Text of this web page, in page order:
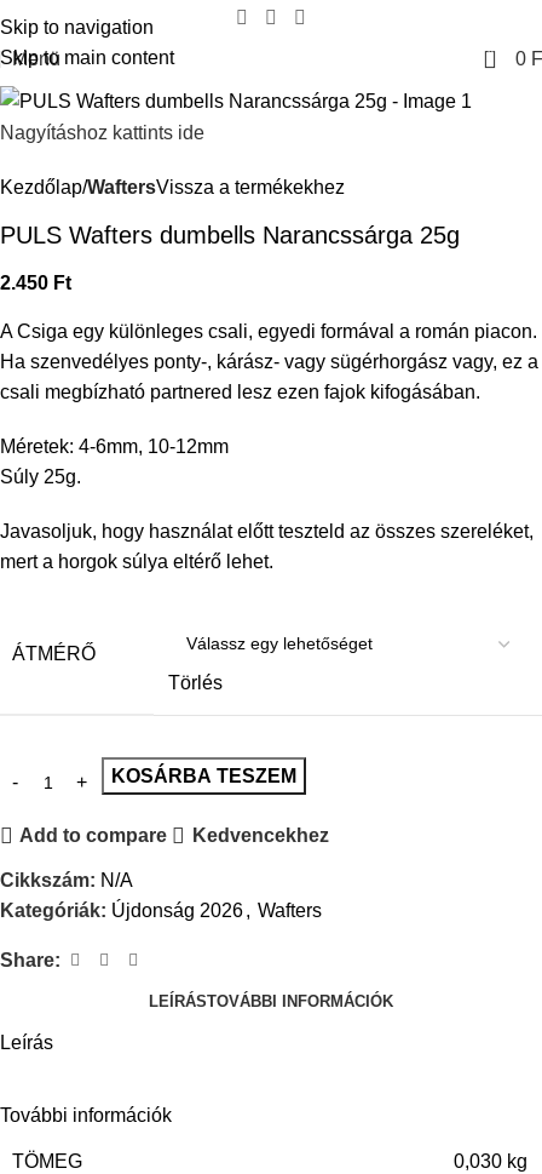
Skip to navigation
Skip to main content
Menü 0 0
Nagyításhoz kattints ide
Kezdőlap WaftersVissza a termékekhez
PULS Wafters dumbells Narancssárga 25g
2.450 Ft
A Csiga egy különleges csali, egyedi formával a román piacon.
Ha szenvedélyes ponty-, kárász- vagy sügérhorgász vagy, ez a
csali megbízható partnered lesz ezen fajok kifogásában.
Méretek: 4-6mm, 10-12mm
Súly 25g.
Javasoljuk, hogy használat előtt teszteld az összes szereléket,
mert a horgok súlya eltérő lehet.
ÁTMÉRŐ
Törlés
KOSÁRBA TESZEM
Add to compare Kedvencekhez
Cikkszám: N/A
Kategóriák: Újdonság 2026, Wafters
Share:
LEÍRÁSTOVÁBBI INFORMÁCIÓK
Leírás
További információk
TÖMEG 0,030 kg